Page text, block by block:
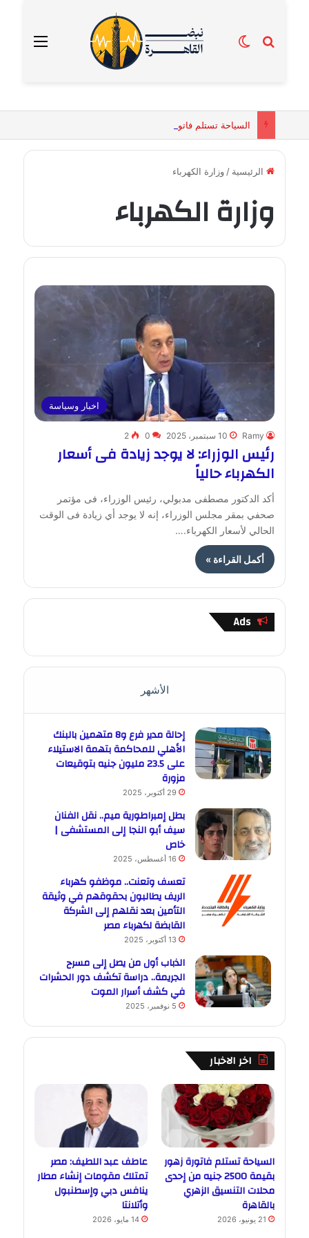
القائمة بحث عنالوضع المظلم
الرئيسية / وزارة الكهرباء
وزارة الكهرباء
اخبار وسياسة
Ramy 10 سبتمبر، 2025 0
2
رئيس الوزراء: لا يوجد زيادة فى أسعار
الكهرباء حالياً
أكد الدكتور مصطفى مدبولي، رئيس الوزراء، فى مؤتمر
صحفي بمقر مجلس الوزراء، إنه لا يوجد أي زيادة فى الوقت
الحالي لأسعار الكهرباء.…
أكمل القراءة »
Ads
الأشهر
إحالة مدير فرع و8 متهمين بالبنك
الأهلي للمحاكمة بتهمة الاستيلاء
على 23.5 مليون جنيه بتوقيعات
مزورة
29 أكتوبر، 2025
بطل إمبراطورية ميم.. نقل الفنان
سيف أبو النجا إلى المستشفى |
خاص
16 أغسطس، 2025
تعسف وتعنت.. موظفو كهرباء
الريف يطالبون بحقوقهم في وثيقة
التأمين بعد نقلهم إلى الشركة
القابضة لكهرباء مصر
13 أكتوبر، 2025
الذباب أول من يصل إلى مسرح
الجريمة.. دراسة تكشف دور الحشرات
في كشف أسرار الموت
5 نوفمبر، 2025
اخر الاخبار
السياحة تستلم فاتورة زهور
بقيمة 2500 جنيه من إحدى
محلات التنسيق الزهري
بالقاهرة
21 يونيو، 2026
عاطف عبد اللطيف: مصر
تمتلك مقومات إنشاء مطار
ينافس دبي وإسطنبول
وأتلانتا
14 مايو، 2026